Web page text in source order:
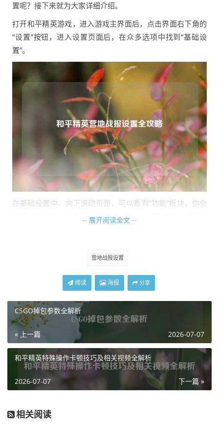
置呢？接下来就为大家详细介绍。
打开和平精英游戏，进入游戏主界面后，点击界面右下角的
“设置”按钮，进入设置页面后，在众多选项中找到“基础设
置”。
在基础设置中，向下滚动页面，可以看到“功能”板块，你会
发现“营地战报”选项，点击“营地战报”,会出现详细的设置内
数据”，开启后，你能在营地中查看自己每一局游戏的击杀
数、伤害量、治疗量等详细数据，有助于分析自己在战斗中
的表现，找出优势和不足,从而针对性地提升游戏技巧。
“生存数据”也是营地战报的重要组成部分，它能展示你在游
戏中的生存时间、最远移动距离等信息，通过这些数据,你可
以了解自己在不同场景下的生存能力和移动策略是否合理。
“团队数据”则能让你清楚地看到队伍在一局游戏中的整体表
现，比如团队的总击杀数、助攻数等，有助于评估团队协作
的效果,更好地与队友配合。
战报的展示形式进行一些调整，是否显示详细的武器使用情
况，包括每种武器的命中率、伤害占比等。
-- 展开阅读全文 --
营地战报设置
阅读 海报 分享
CSGO掉包参数全解析
« 上一篇 2026-07-07
和平精英特殊操作卡顿技巧及相关视频全解析
下一篇 »
2026-07-07
相关阅读